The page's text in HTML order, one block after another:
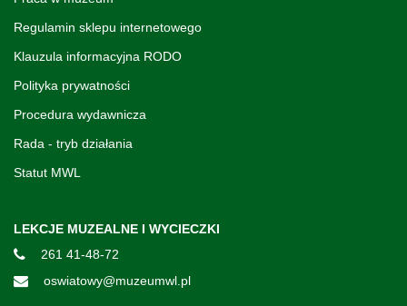
Regulamin sklepu internetowego
Klauzula informacyjna RODO
Polityka prywatności
Procedura wydawnicza
Rada - tryb działania
Statut MWL
LEKCJE MUZEALNE I WYCIECZKI
261 41-48-72
oswiatowy@muzeumwl.pl